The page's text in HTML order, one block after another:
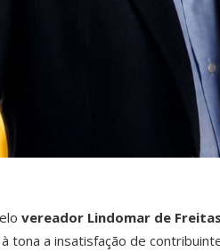
vereador Lindomar de Freitas
tona a insatisfação de